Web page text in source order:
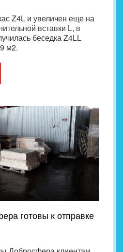
Z4L и увеличен еще на
вставки L, в
беседка Z4LL
м2.
готовы к отправке